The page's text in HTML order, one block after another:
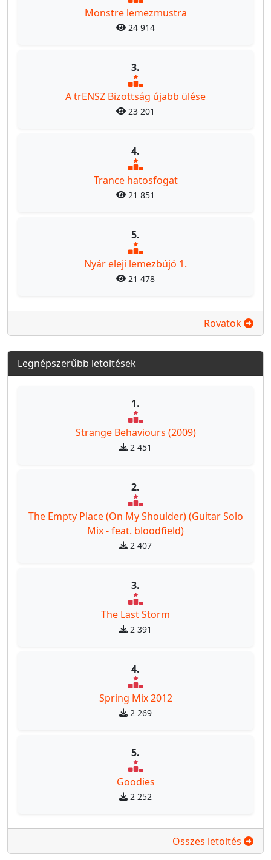
Monstre lemezmustra
24 914
3.
A trENSZ Bizottság újabb ülése
23 201
4.
Trance hatosfogat
21 851
5.
Nyár eleji lemezbújó 1.
21 478
Rovatok
Legnépszerűbb letöltések
1.
Strange Behaviours (2009)
2 451
2.
The Empty Place (On My Shoulder) (Guitar Solo
Mix - feat. bloodfield)
2 407
3.
The Last Storm
2 391
4.
Spring Mix 2012
2 269
5.
Goodies
2 252
Összes letöltés